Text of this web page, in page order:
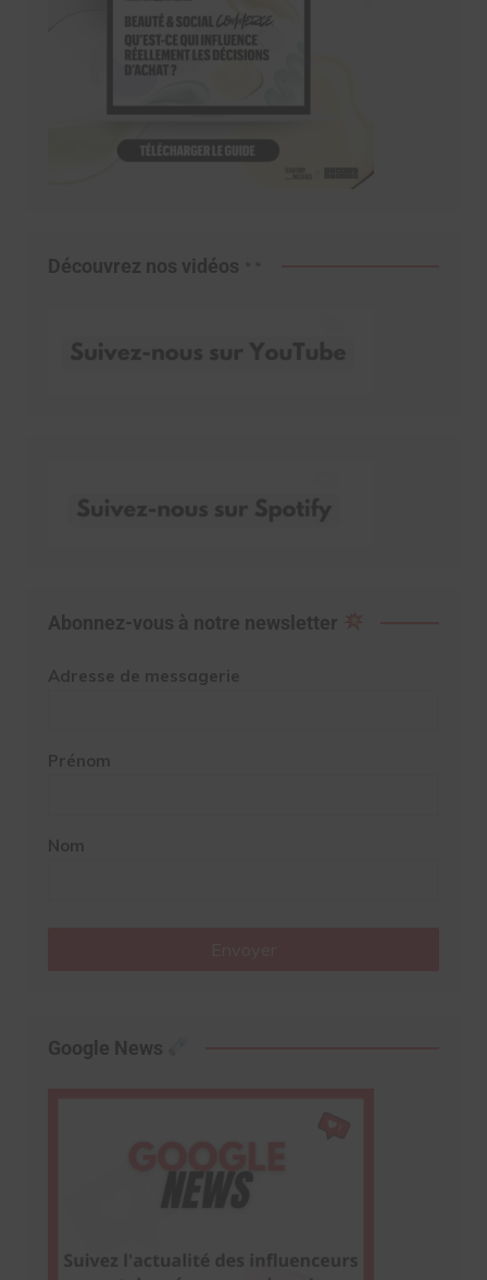
Découvrez nos vidéos
Abonnez-vous à notre newsletter
Adresse de messagerie
Prénom
Nom
Google News